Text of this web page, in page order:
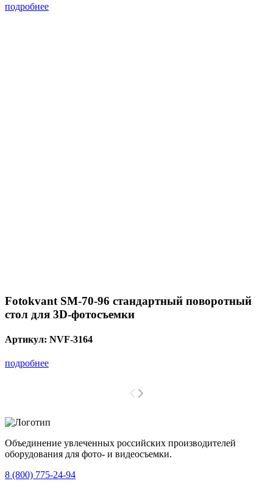
подробнее
Fotokvant SM-70-96 стандартный поворотный
стол для 3D-фотосъемки
Артикул: NVF-3164
подробнее
Объединение увлеченных российских производителей
оборудования для фото- и видеосъемки.
8 (800) 775-24-94